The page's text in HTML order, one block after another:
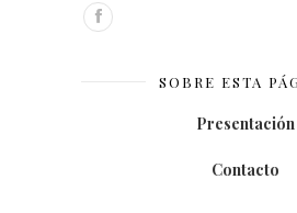
SOBRE ESTA
Presentación
Contacto